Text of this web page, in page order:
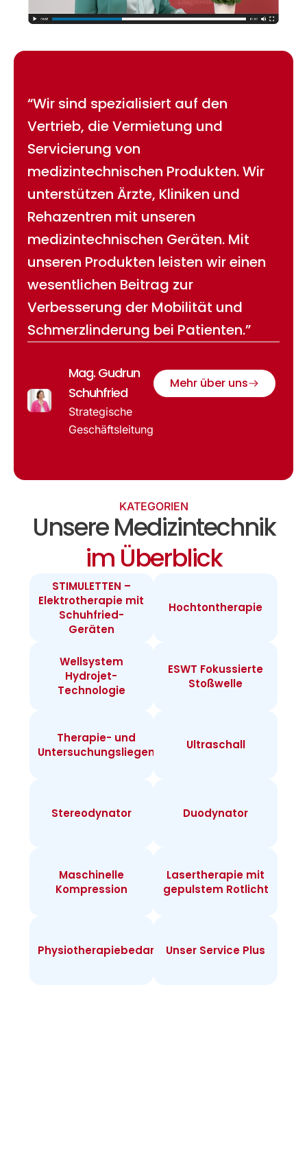
“Wir sind spezialisiert auf den
Vertrieb, die Vermietung und
Servicierung von
medizintechnischen Produkten. Wir
unterstützen Ärzte, Kliniken und
Rehazentren mit unseren
medizintechnischen Geräten. Mit
unseren Produkten leisten wir einen
wesentlichen Beitrag zur
Verbesserung der Mobilität und
Schmerzlinderung bei Patienten.”
Mag. Gudrun
Schuhfried
Strategische
Geschäftsleitung
Mehr über uns
KATEGORIEN
Unsere Medizintechnik
im Überblick
STIMULETTEN –
Elektrotherapie mit
Schuhfried-
Geräten
Hochtontherapie
Wellsystem
Hydrojet-
Technologie
ESWT Fokussierte
Stoßwelle
Therapie- und
Untersuchungsliegen
Ultraschall
Stereodynator Duodynator
Maschinelle
Kompression
Lasertherapie mit
gepulstem Rotlicht
Physiotherapiebedarf Unser Service Plus